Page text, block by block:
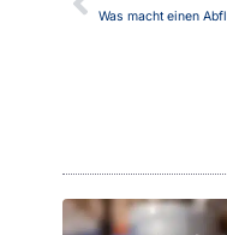
Was macht einen